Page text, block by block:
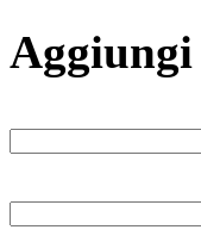
Aggiungi